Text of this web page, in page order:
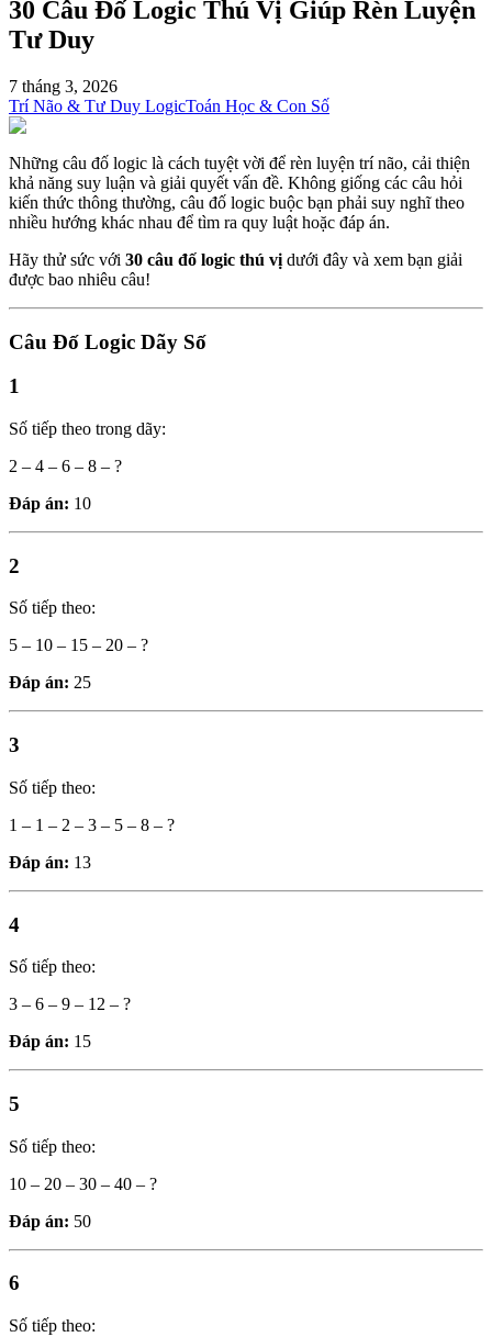
30 Câu Đố Logic Thú Vị Giúp Rèn Luyện
Tư Duy
7 tháng 3, 2026
Trí Não & Tư Duy LogicToán Học & Con Số
Những câu đố logic là cách tuyệt vời để rèn luyện trí não, cải thiện
khả năng suy luận và giải quyết vấn đề. Không giống các câu hỏi
kiến thức thông thường, câu đố logic buộc bạn phải suy nghĩ theo
nhiều hướng khác nhau để tìm ra quy luật hoặc đáp án.
Hãy thử sức với 30 câu đố logic thú vị dưới đây và xem bạn giải
được bao nhiêu câu!
Câu Đố Logic Dãy Số
1
Số tiếp theo trong dãy:
2 – 4 – 6 – 8 – ?
Đáp án: 10
2
Số tiếp theo:
5 – 10 – 15 – 20 – ?
Đáp án: 25
3
Số tiếp theo:
1 – 1 – 2 – 3 – 5 – 8 – ?
Đáp án: 13
4
Số tiếp theo:
3 – 6 – 9 – 12 – ?
Đáp án: 15
5
Số tiếp theo:
10 – 20 – 30 – 40 – ?
Đáp án: 50
6
Số tiếp theo: